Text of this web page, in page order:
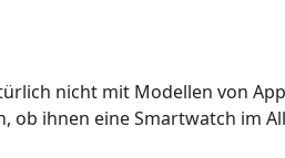
nicht mit Modellen von
ob ihnen eine Smartwatch im